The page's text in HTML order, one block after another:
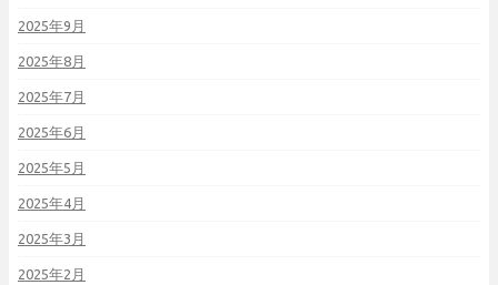
2025年9月
2025年8月
2025年7月
2025年6月
2025年5月
2025年4月
2025年3月
2025年2月